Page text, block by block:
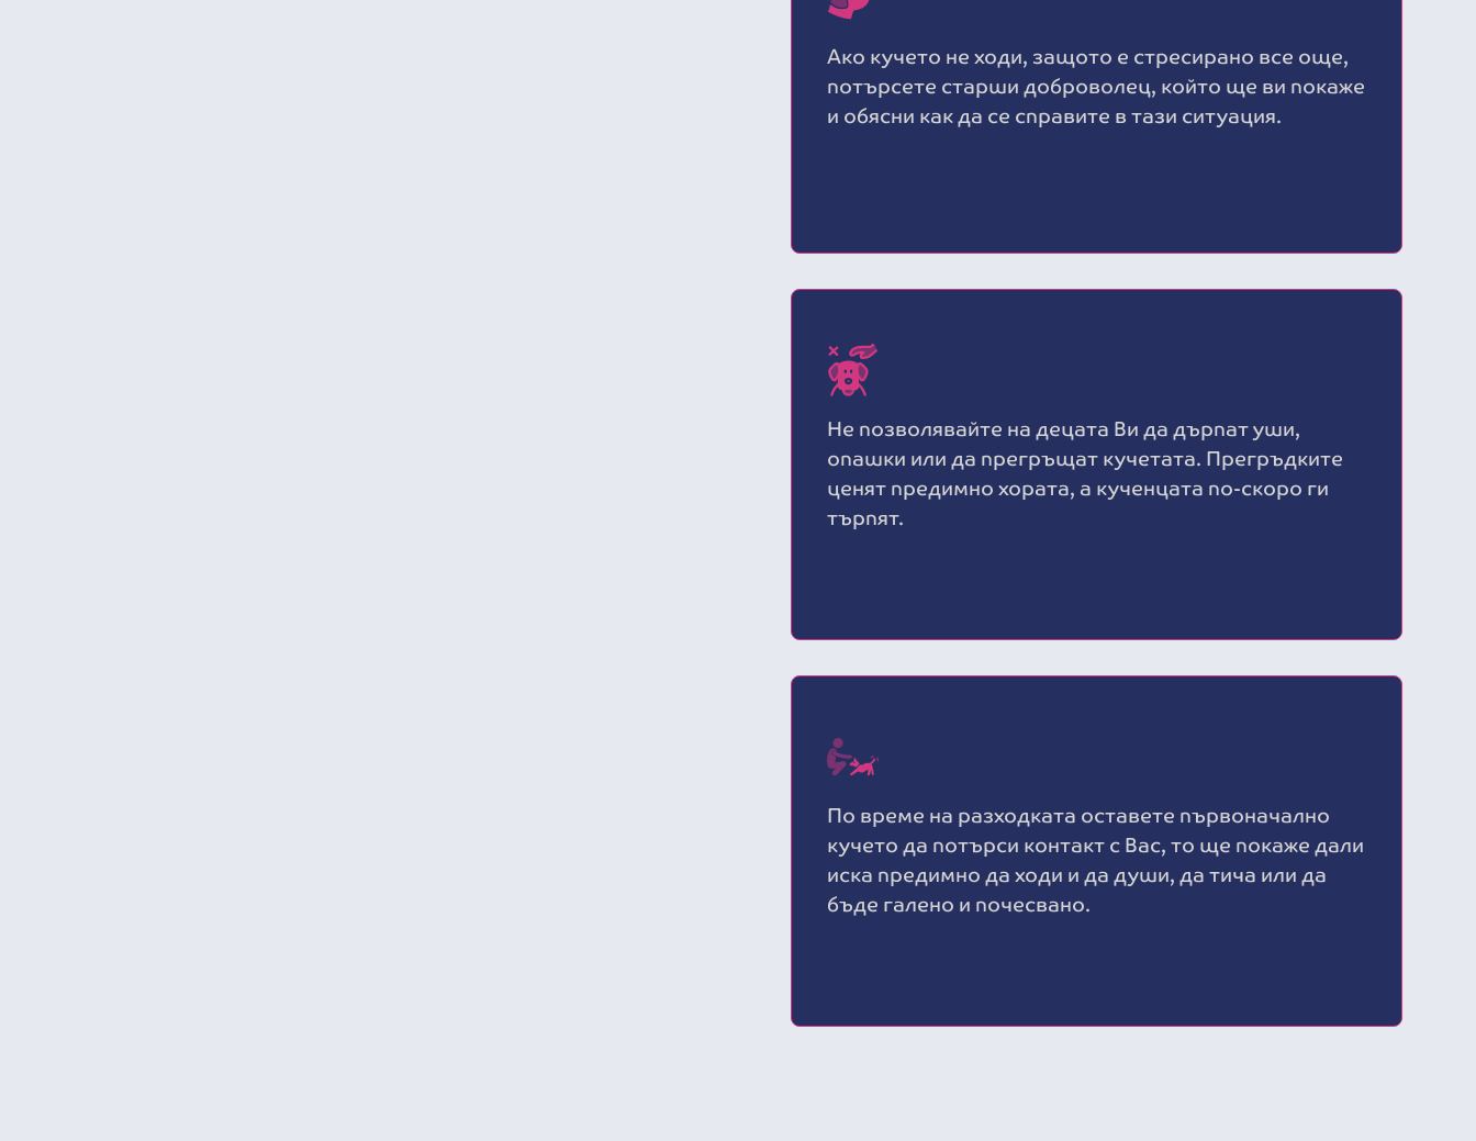
Ако кучето не ходи, защото е стресирано все още,
потърсете старши доброволец, който ще ви покаже
и обясни как да се справите в тази ситуация.
Не позволявайте на децата Ви да дърпат уши,
опашки или да прегръщат кучетата. Прегръдките
ценят предимно хората, а кученцата по-скоро ги
търпят.
По време на разходката оставете първоначално
кучето да потърси контакт с Вас, то ще покаже дали
иска предимно да ходи и да души, да тича или да
бъде галено и почесвано.